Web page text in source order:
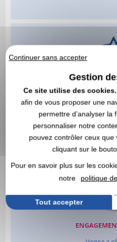
Continuer sans accepter
Gestion
Ce site utilise des cookies.
afin de vous proposer une
permettre d’analyser la
personnaliser notre
pouvez contrôler ceux
cliquant sur le
Pour en savoir plus sur les
notre
politique
Tout accepter